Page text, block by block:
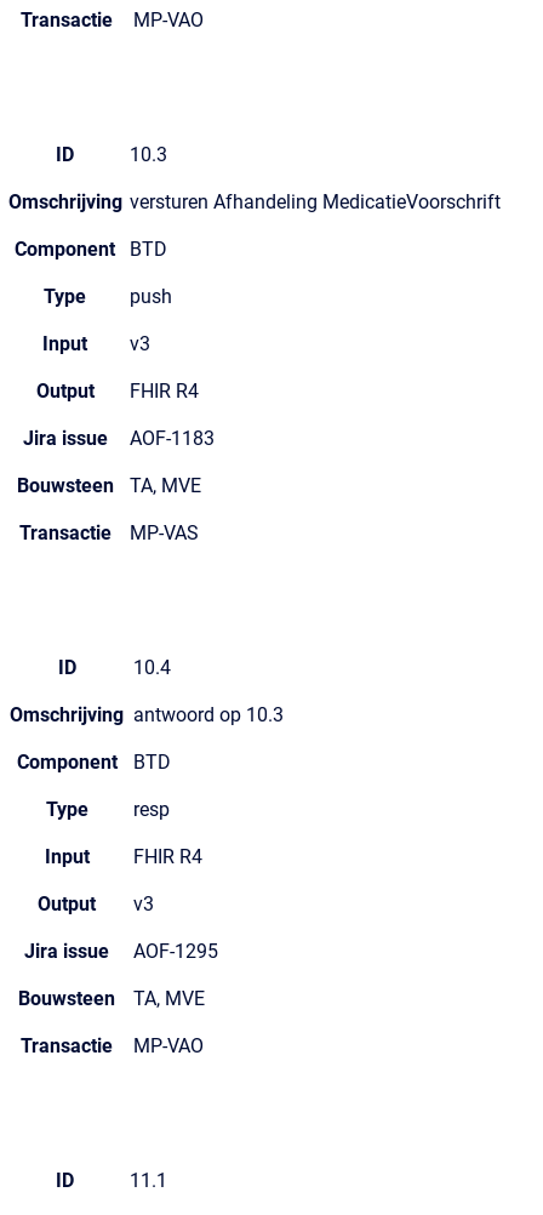
Transactie MP-VAO
ID 10.3
Omschrijving versturen Afhandeling MedicatieVoorschrift
Component BTD
Type push
Input v3
Output FHIR R4
Jira issue AOF-1183
Bouwsteen TA, MVE
Transactie MP-VAS
ID 10.4
Omschrijving antwoord op 10.3
Component BTD
Type resp
Input FHIR R4
Output v3
Jira issue AOF-1295
Bouwsteen TA, MVE
Transactie MP-VAO
ID 11.1